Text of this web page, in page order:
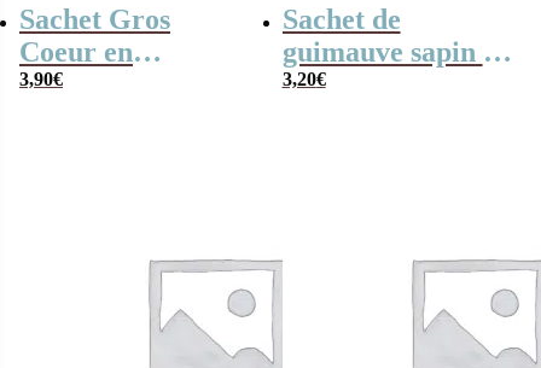
Sachet Gros
Coeur en
guimauve x 15 –
3,90€
Sachet de
guimauve sapin de
Noël x 10 –
3,20€